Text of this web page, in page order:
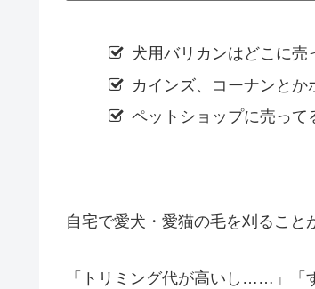
犬用バリカンはどこに売
カインズ、コーナンとか
ペットショップに売って
自宅で愛犬・愛猫の毛を刈ること
「トリミング代が高いし……」